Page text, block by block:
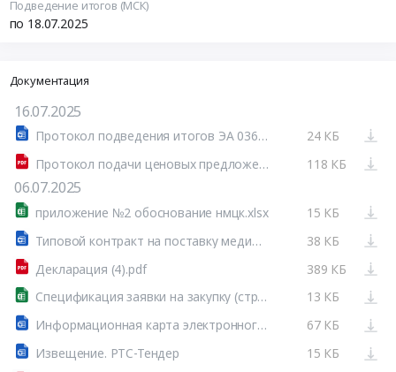
Подведение итогов (МСК)
по 18.07.2025
Документация
16.07.2025
Протокол подведения итогов ЭА 0361200001225000202 (2 или более соответствует требованиям) (системный).docx
24 КБ
Протокол подачи ценовых предложений.pdf
118 КБ
06.07.2025
приложение №2 обоснование нмцк.xlsx
15 КБ
Типовой контракт на поставку медицинских изделий (расходные материалы до 100 млн).docx
38 КБ
Декларация (4).pdf
389 КБ
Спецификация заявки на закупку (структурированный вид).xlsx
13 КБ
Информационная карта электронного аукциона.docx
67 КБ
Извещение. РТС-Тендер
15 КБ